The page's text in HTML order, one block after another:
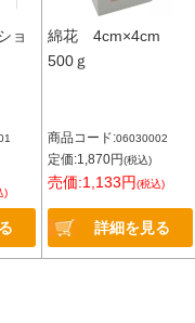
ョ
)
綿花 4cm×4cm
500ｇ
商品コード:06030002
定価:1,870円(税込)
売価:1,133円(税込)
詳細を見る